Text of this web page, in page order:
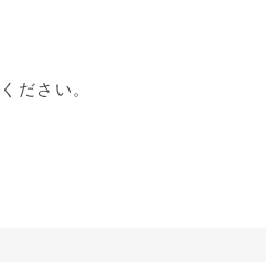
ださい。